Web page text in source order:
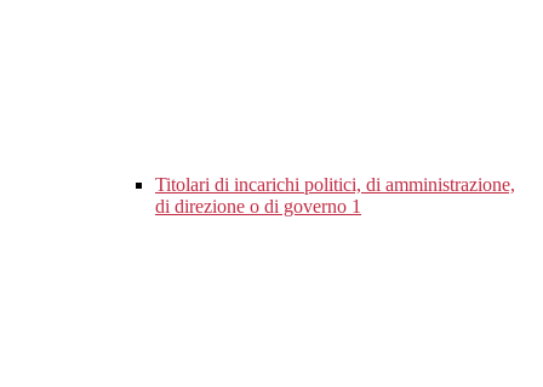
Titolari di incarichi politici, di amministrazione,
di direzione o di governo 1